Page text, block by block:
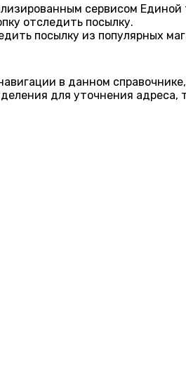
сервисом Единой
отследить посылку.
посылку из популярных
в данном
для уточнения адреса,